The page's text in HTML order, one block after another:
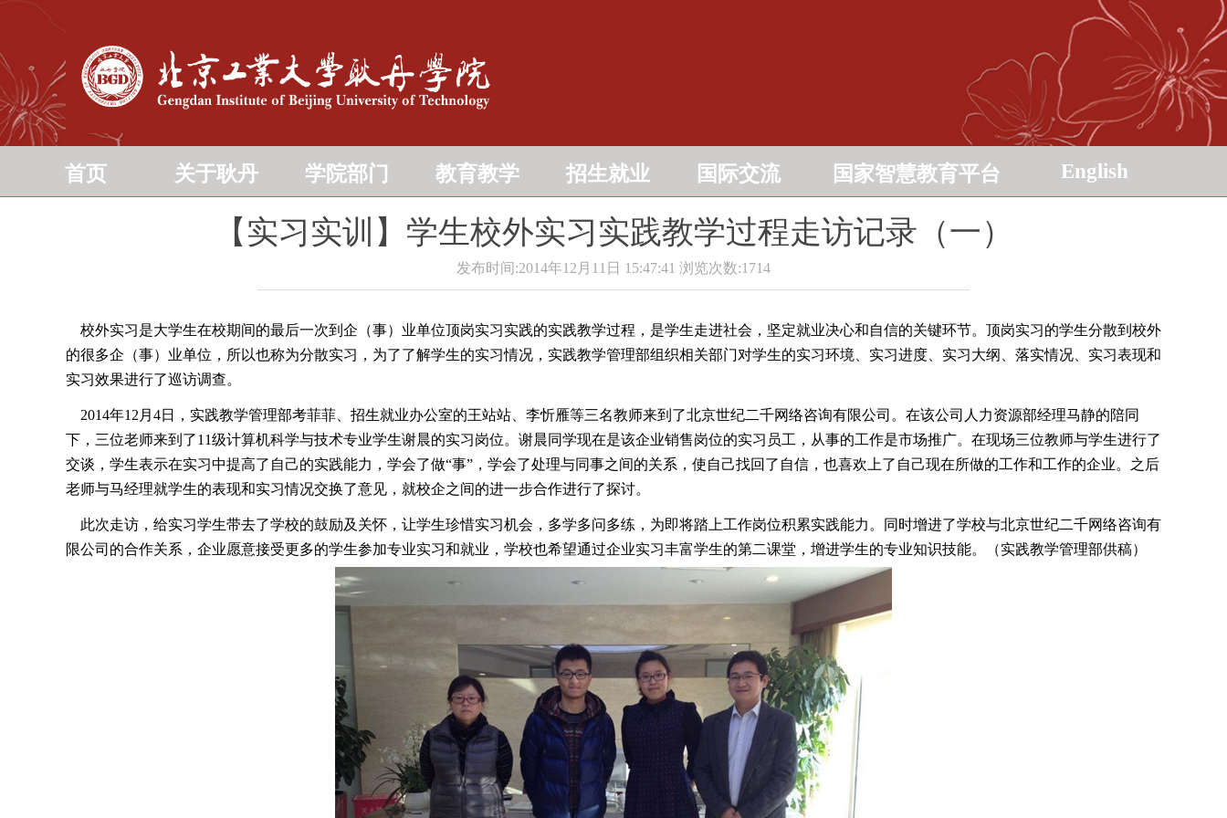
首页 关于耿丹 学院部门 教育教学 招生就业 国际交流 国家智慧教育平台 English
【实习实训】学生校外实习实践教学过程走访记录（一）
发布时间:2014年12月11日 15:47:41 浏览次数:1714
校外实习是大学生在校期间的最后一次到企（事）业单位顶岗实习实践的实践教学过程，是学生走进社会，坚定就业决心和自信的关键环节。顶岗实习的学生分散到校外
的很多企（事）业单位，所以也称为分散实习，为了了解学生的实习情况，实践教学管理部组织相关部门对学生的实习环境、实习进度、实习大纲、落实情况、实习表现和
实习效果进行了巡访调查。
2014年12月4日，实践教学管理部考菲菲、招生就业办公室的王站站、李忻雁等三名教师来到了北京世纪二千网络咨询有限公司。在该公司人力资源部经理马静的陪同
下，三位老师来到了11级计算机科学与技术专业学生谢晨的实习岗位。谢晨同学现在是该企业销售岗位的实习员工，从事的工作是市场推广。在现场三位教师与学生进行了
交谈，学生表示在实习中提高了自己的实践能力，学会了做“事”，学会了处理与同事之间的关系，使自己找回了自信，也喜欢上了自己现在所做的工作和工作的企业。之后
老师与马经理就学生的表现和实习情况交换了意见，就校企之间的进一步合作进行了探讨。
此次走访，给实习学生带去了学校的鼓励及关怀，让学生珍惜实习机会，多学多问多练，为即将踏上工作岗位积累实践能力。同时增进了学校与北京世纪二千网络咨询有
限公司的合作关系，企业愿意接受更多的学生参加专业实习和就业，学校也希望通过企业实习丰富学生的第二课堂，增进学生的专业知识技能。（实践教学管理部供稿）